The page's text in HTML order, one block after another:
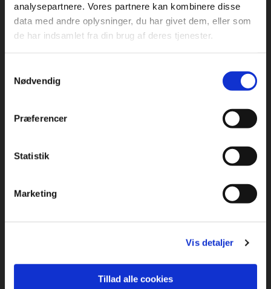
analysepartnere. Vores partnere kan kombinere disse
data med andre oplysninger, du har givet dem, eller som
de har indsamlet fra din brug af deres tjenester.
Nødvendig
Præferencer
Statistik
Marketing
Vis detaljer
Tillad alle cookies
navn